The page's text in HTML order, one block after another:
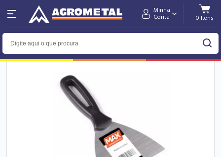
Minha
Conta
Home Tintas & Acessórios